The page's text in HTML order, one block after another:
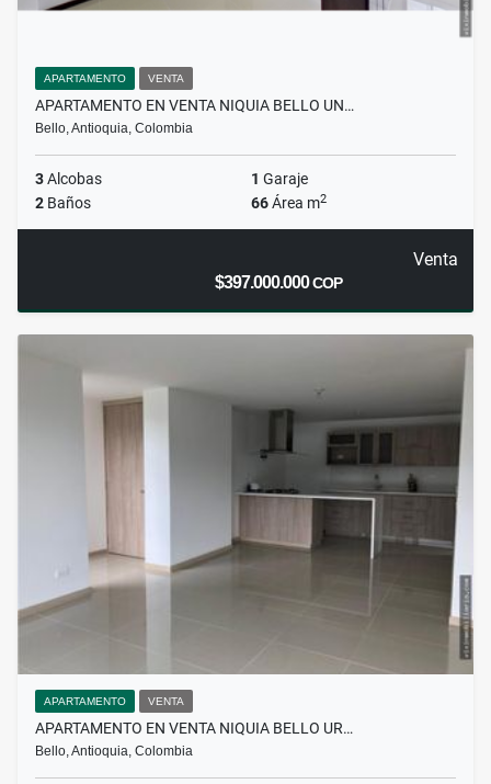
APARTAMENTO VENTA
APARTAMENTO EN VENTA NIQUIA BELLO UN…
Bello, Antioquia, Colombia
3Alcobas 1 Garaje
2 Baños 66Área m2
Venta
$397.000.000COP
APARTAMENTO VENTA
APARTAMENTO EN VENTA NIQUIA BELLO UR…
Bello, Antioquia, Colombia